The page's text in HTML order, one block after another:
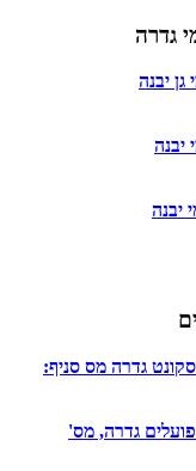
גדרה
יבנה
יבנה
יבנה
גדרה מס סניף:
גדרה, מס'